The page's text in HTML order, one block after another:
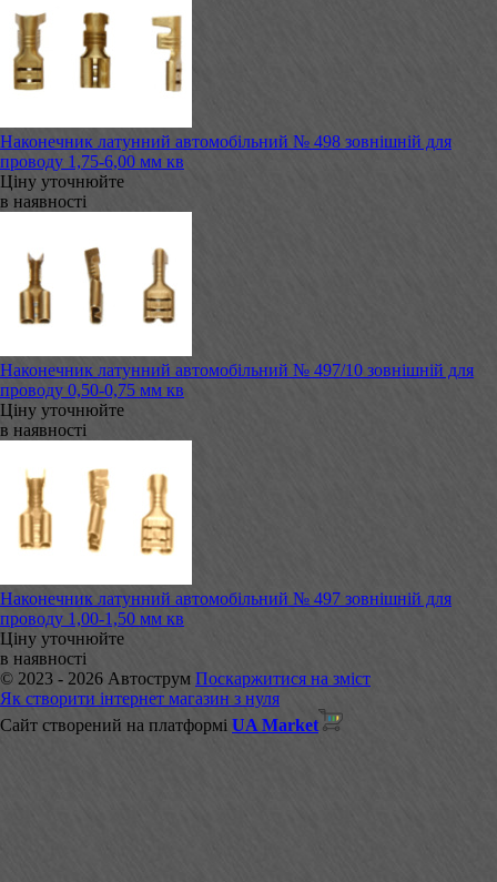
Наконечник латунний автомобільний № 498 зовнішній для
проводу 1,75-6,00 мм кв
Ціну уточнюйте
в наявності
Наконечник латунний автомобільний № 497/10 зовнішній для
проводу 0,50-0,75 мм кв
Ціну уточнюйте
в наявності
Наконечник латунний автомобільний № 497 зовнішній для
проводу 1,00-1,50 мм кв
Ціну уточнюйте
в наявності
© 2023 - 2026 Автострум Поскаржитися на зміст
Як створити інтернет магазин з нуля
Сайт створений на платформі UA Market